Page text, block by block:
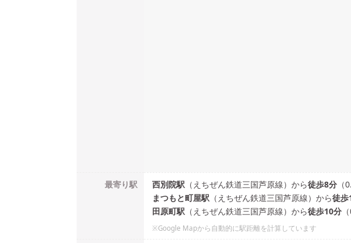
最寄り駅 西別院駅 （ えちぜん鉄道三国芦原線） から徒歩8分 （
まつもと町屋駅 （ えちぜん鉄道三国芦原線） から徒歩
田原町駅 （ えちぜん鉄道三国芦原線） から徒歩10分 （
※Google Mapから自動的に駅距離を計算しています